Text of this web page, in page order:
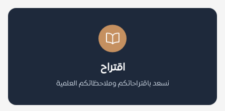
اقتراح
نسعد باقتراحاتكم وملاحظاتكم العلمية